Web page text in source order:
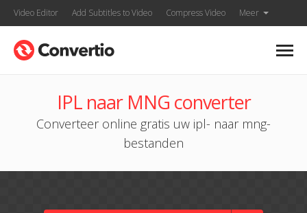
Video Editor Add Subtitles to Video Compress Video Meer
IPL naar MNG converter
Converteer online gratis uw ipl- naar mng-
bestanden